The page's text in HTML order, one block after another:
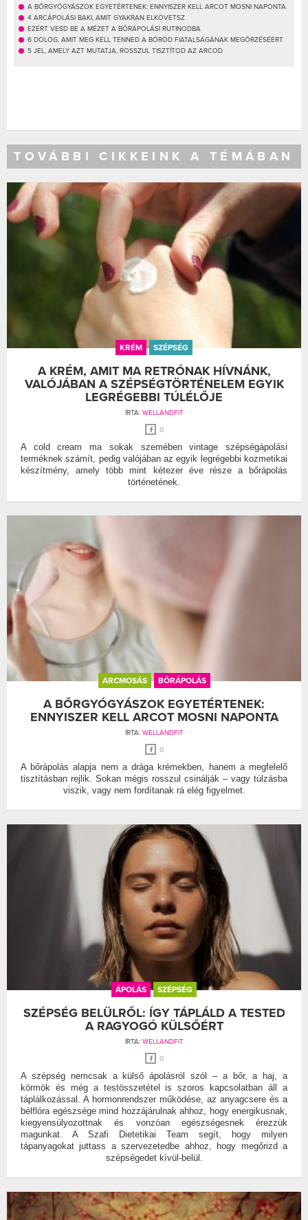
A BŐRGYÓGYÁSZOK EGYETÉRTENEK: ENNYISZER KELL ARCOT MOSNI NAPONTA
4 ARCÁPOLÁSI BAKI, AMIT GYAKRAN ELKÖVETSZ
EZÉRT VESD BE A MÉZET A BŐRÁPOLÁSI RUTINODBA
6 DOLOG, AMIT MEG KELL TENNED A BŐRÖD FIATALSÁGÁNAK MEGŐRZÉSÉÉRT
5 JEL, AMELY AZT MUTATJA, ROSSZUL TISZTÍTOD AZ ARCOD
TOVÁBBI CIKKEINK A TÉMÁBAN
KRÉM SZÉPSÉG
A KRÉM, AMIT MA RETRÓNAK HÍVNÁNK,
VALÓJÁBAN A SZÉPSÉGTÖRTÉNELEM EGYIK
LEGRÉGEBBI TÚLÉLŐJE
ÍRTA: WELLANDFIT
0
A cold cream ma sokak szemében vintage szépségápolási
terméknek számít, pedig valójában az egyik legrégebbi kozmetikai
készítmény, amely több mint kétezer éve része a bőrápolás
történetének.
ARCMOSÁS BŐRÁPOLÁS
A BŐRGYÓGYÁSZOK EGYETÉRTENEK:
ENNYISZER KELL ARCOT MOSNI NAPONTA
ÍRTA: WELLANDFIT
0
A bőrápolás alapja nem a drága krémekben, hanem a megfelelő
tisztításban rejlik. Sokan mégis rosszul csinálják – vagy túlzásba
viszik, vagy nem fordítanak rá elég figyelmet.
ÁPOLÁS SZÉPSÉG
SZÉPSÉG BELÜLRŐL: ÍGY TÁPLÁLD A TESTED
A RAGYOGÓ KÜLSŐÉRT
ÍRTA: WELLANDFIT
0
A szépség nemcsak a külső ápolásról szól – a bőr, a haj, a
körmök és még a testösszetétel is szoros kapcsolatban áll a
táplálkozással. A hormonrendszer működése, az anyagcsere és a
bélflóra egészsége mind hozzájárulnak ahhoz, hogy energikusnak,
kiegyensúlyozottnak és vonzóan egészségesnek érezzük
magunkat. A Szafi Dietetikai Team segít, hogy milyen
tápanyagokat juttass a szervezetedbe ahhoz, hogy megőrizd a
szépségedet kívül-belül.